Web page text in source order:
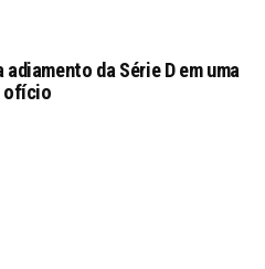
adiamento da Série D em uma
ofício